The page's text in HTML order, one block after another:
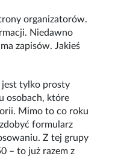
organizatorów.
Niedawno
zapisów. Jakieś
jest tylko prosty
osobach, które
Mimo to co roku
formularz
Z tej grupy
– to już razem z